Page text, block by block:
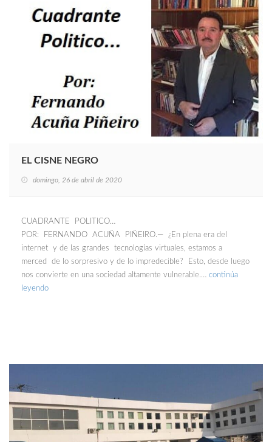
EL CISNE NEGRO
domingo, 26 de abril de 2020
CUADRANTE POLITICO…
POR: FERNANDO ACUÑA PIÑEIRO.— ¿En plena era del
internet y de las grandes tecnologías virtuales, estamos a
merced de lo sorpresivo y de lo impredecible? Esto, desde luego
nos convierte en una sociedad altamente vulnerable.… continúa
leyendo